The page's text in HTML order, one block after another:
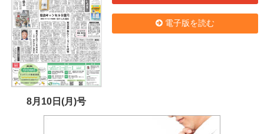
8月10日(月)号
電子版を読む